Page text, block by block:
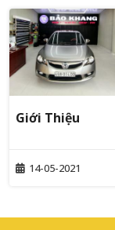
Giới Thiệu
14-05-2021